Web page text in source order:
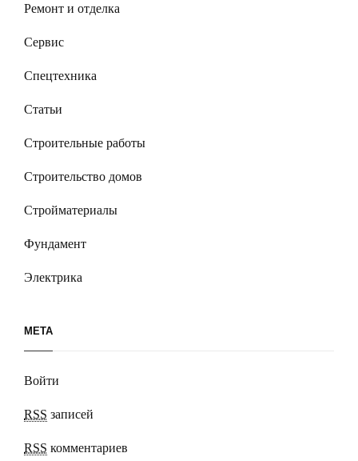
Ремонт и отделка
Сервис
Спецтехника
Статьи
Строительные работы
Строительство домов
Стройматериалы
Фундамент
Электрика
МЕТА
Войти
RSS записей
RSS комментариев